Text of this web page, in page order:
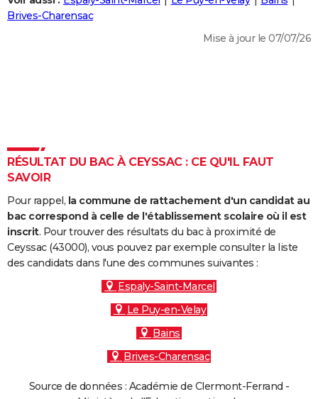
Destinations
City break
Voyage nature
Voyage de noces
Forum
Climat
+
PHOTO
Dictionnaire
Biographies
Citations
Expressions
Proverbes
PROGRAMME TV
S'inscrire
Se connecter
Lycées
Collèges
Primaires
Universités
Entreprises
Service militaire
Avis de recherche
AVIS DE DÉCÈS
FORUM
Brives-Charensac
Mise à jour le 07/07/26
RÉSULTAT DU BAC À CEYSSAC : CE QU'IL FAUT
SAVOIR
Pour rappel, la commune de rattachement d'un candidat au
bac correspond à celle de l'établissement scolaire où il est
inscrit. Pour trouver des résultats du bac à proximité de
Ceyssac (43000), vous pouvez par exemple consulter la liste
des candidats dans l'une des communes suivantes :
Espaly-Saint-Marcel
Le Puy-en-Velay
Bains
Brives-Charensac
Source de données : Académie de Clermont-Ferrand -